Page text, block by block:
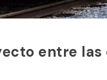
entre las